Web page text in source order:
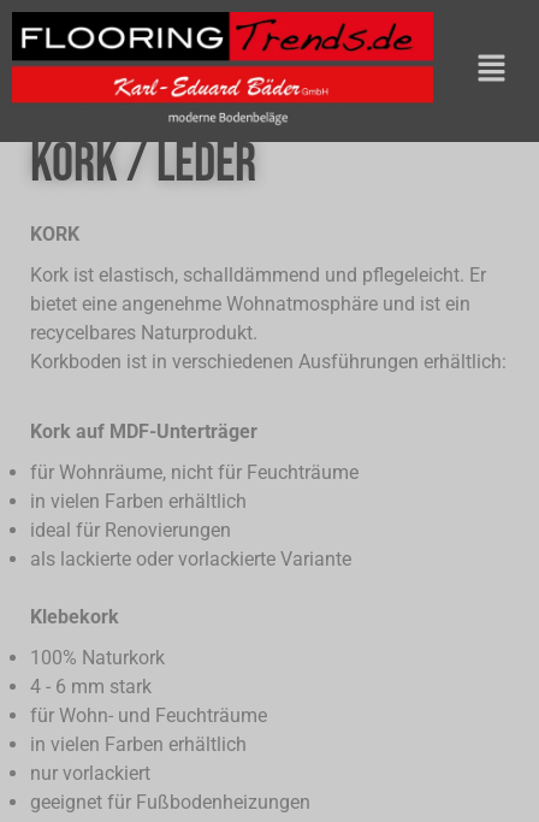
Kork / Leder
KORK
Kork ist elastisch, schalldämmend und pflegeleicht. Er
bietet eine angenehme Wohnatmosphäre und ist ein
recycelbares Naturprodukt.
Korkboden ist in verschiedenen Ausführungen erhältlich:
Kork auf MDF-Unterträger
für Wohnräume, nicht für Feuchträume
in vielen Farben erhältlich
ideal für Renovierungen
als lackierte oder vorlackierte Variante
Klebekork
100% Naturkork
4 - 6 mm stark
für Wohn- und Feuchträume
in vielen Farben erhältlich
nur vorlackiert
geeignet für Fußbodenheizungen